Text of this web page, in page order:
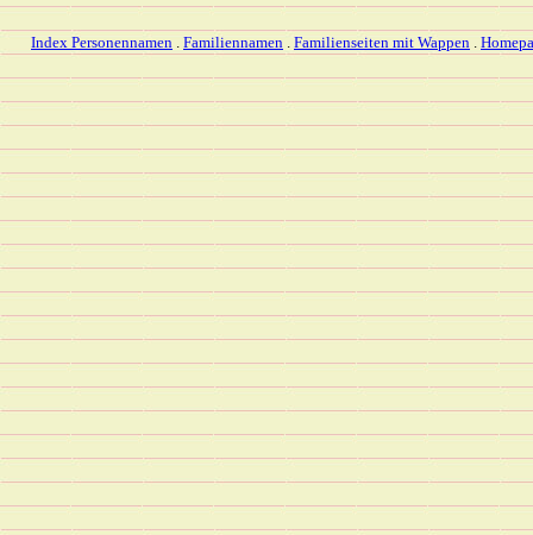
Index Personennamen . Familiennamen . Familienseiten mit Wappen .